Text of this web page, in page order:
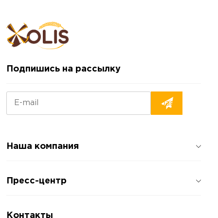
Подпишись на рассылку
Наша компания
Отзывы о компании
Пресс-центр
Контакты